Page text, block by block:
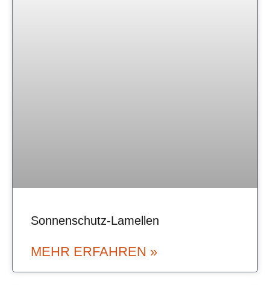
Sonnenschutz-Lamellen
MEHR ERFAHREN »